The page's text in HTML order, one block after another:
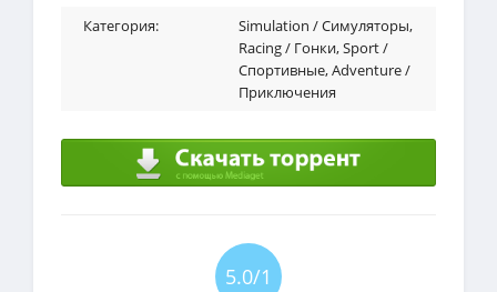
Категория:
Simulation / Симуляторы,
Racing / Гонки,Sport /
Спортивные,Adventure /
Приключения
5.0/1